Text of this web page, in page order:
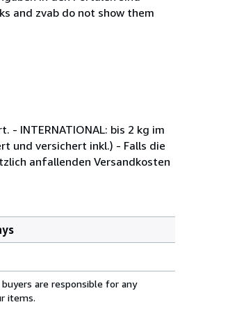
and zvab do not show them
- INTERNATIONAL: bis 2 kg im
und versichert inkl.) - Falls die
anfallenden Versandkosten
are responsible for any
items.